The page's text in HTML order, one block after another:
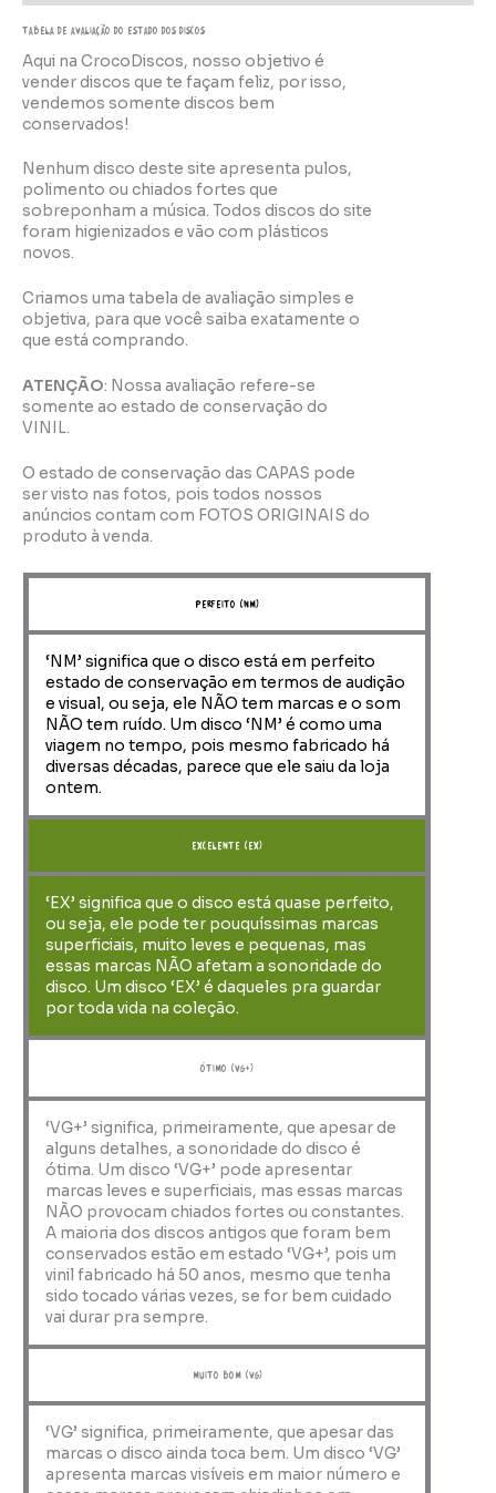
TABELA DE AVALIAÇÃo do estado dos discos
Aqui na CrocoDiscos, nosso objetivo é
vender discos que te façam feliz, por isso,
vendemos somente discos bem
conservados!
Nenhum disco deste site apresenta pulos,
polimento ou chiados fortes que
sobreponham a música. Todos discos do site
foram higienizados e vão com plásticos
novos.
Criamos uma tabela de avaliação simples e
objetiva, para que você saiba exatamente o
que está comprando.
ATENÇÃO: Nossa avaliação refere-se
somente ao estado de conservação do
VINIL.
O estado de conservação das CAPAS pode
ser visto nas fotos, pois todos nossos
anúncios contam com FOTOS ORIGINAIS do
produto à venda.
perfeito (NM)
‘NM’ significa que o disco está em perfeito
estado de conservação em termos de audição
e visual, ou seja, ele NÃO tem marcas e o som
NÃO tem ruído. Um disco ‘NM’ é como uma
viagem no tempo, pois mesmo fabricado há
diversas décadas, parece que ele saiu da loja
ontem.
Excelente (EX)
‘EX’ significa que o disco está quase perfeito,
ou seja, ele pode ter pouquíssimas marcas
superficiais, muito leves e pequenas, mas
essas marcas NÃO afetam a sonoridade do
disco. Um disco ‘EX’ é daqueles pra guardar
por toda vida na coleção.
ótimo (VG+)
‘VG+’ significa, primeiramente, que apesar de
alguns detalhes, a sonoridade do disco é
ótima. Um disco ‘VG+’ pode apresentar
marcas leves e superficiais, mas essas marcas
NÃO provocam chiados fortes ou constantes.
A maioria dos discos antigos que foram bem
conservados estão em estado ‘VG+’, pois um
vinil fabricado há 50 anos, mesmo que tenha
sido tocado várias vezes, se for bem cuidado
vai durar pra sempre.
muito bom (VG)
‘VG’ significa, primeiramente, que apesar das
marcas o disco ainda toca bem. Um disco ‘VG’
apresenta marcas visíveis em maior número e